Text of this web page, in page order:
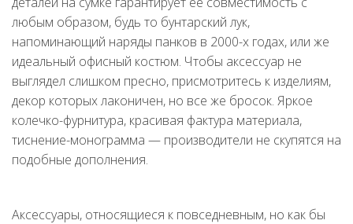
любым образом, будь то бунтарский лук,
напоминающий наряды панков в 2000-х годах, или же
идеальный офисный костюм. Чтобы аксессуар не
выглядел слишком пресно, присмотритесь к изделиям,
декор которых лаконичен, но все же бросок. Яркое
колечко-фурнитура, красивая фактура материала,
тиснение-монограмма — производители не скупятся на
подобные дополнения.
Аксессуары, относящиеся к повседневным, но как бы